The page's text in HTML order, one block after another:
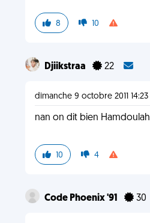
8 10
Djiikstraa 22
dimanche 9 octobre 2011 14:23
nan on dit bien
10 4
Code Phoenix '91 30